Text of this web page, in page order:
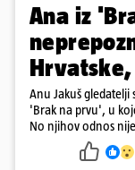
Ana iz
Anu Jakuš gledatelji
'Brak na prvu', u
No njihov odnos